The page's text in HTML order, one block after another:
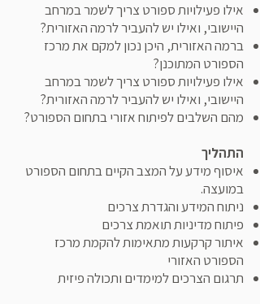
אילו פעילויות ספורט צריך לשמר במרחב
היישובי, ואילו יש להעביר לרמה האזורית?
ברמה האזורית, היכן נכון למקם את מרכז
הספורט המתוכנן?
אילו פעילויות ספורט צריך לשמר במרחב
היישובי, ואילו יש להעביר לרמה האזורית?
מהם השלבים לפיתוח אזורי בתחום הספורט?
התהליך
איסוף מידע על המצב הקיים בתחום הספורט
במועצה.
ניתוח המידע והגדרת צרכים
פיתוח מדיניות תואמת צרכים
איתור קרקעות מתאימות להקמת מרכז
הספורט האזורי
תרגום הצרכים למימדים ותכולה פיזית